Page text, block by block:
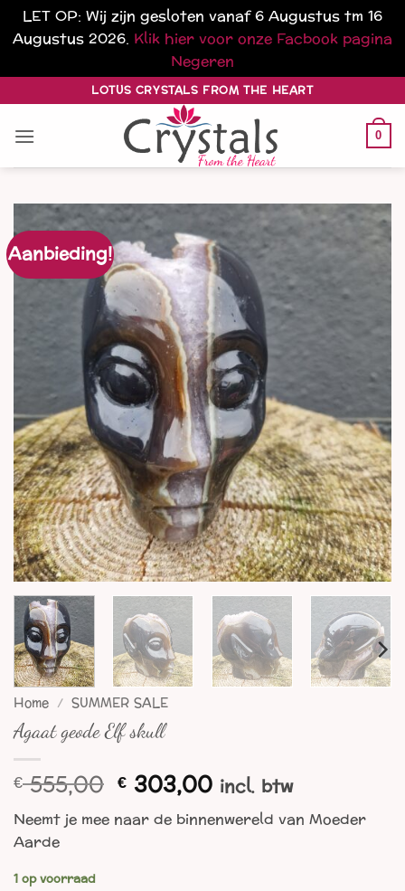
LET OP: Wij zijn gesloten vanaf 6 Augustus tm 16
Augustus 2026. Klik hier voor onze Facbook pagina
Negeren
naar
inhoud
LOTUS CRYSTALS FROM THE HEART
0
Aanbieding!
Home / SUMMER SALE
Agaat geode Elf skull
€555,00 Oorspronkelijke
prijs
was:
€ 303,00Huidige
prijs
is:
incl. btw
Neemt je mee naar de binnenwereld van Moeder
Aarde
1 op voorraad